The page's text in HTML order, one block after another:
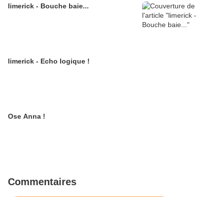
limerick - Bouche baie...
limerick - Echo logique !
Ose Anna !
Commentaires